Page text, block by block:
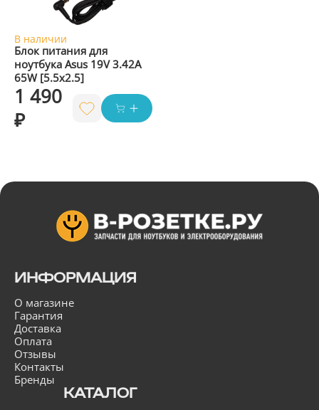
В наличии
Блок питания для
ноутбука Asus 19V 3.42A
65W [5.5x2.5]
1 490
₽
ИНФОРМАЦИЯ
О магазине
Гарантия
Доставка
Оплата
Отзывы
Контакты
Бренды
КАТАЛОГ